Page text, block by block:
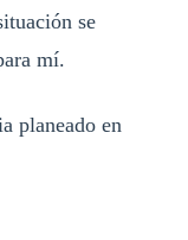
se
mí.
planeado en